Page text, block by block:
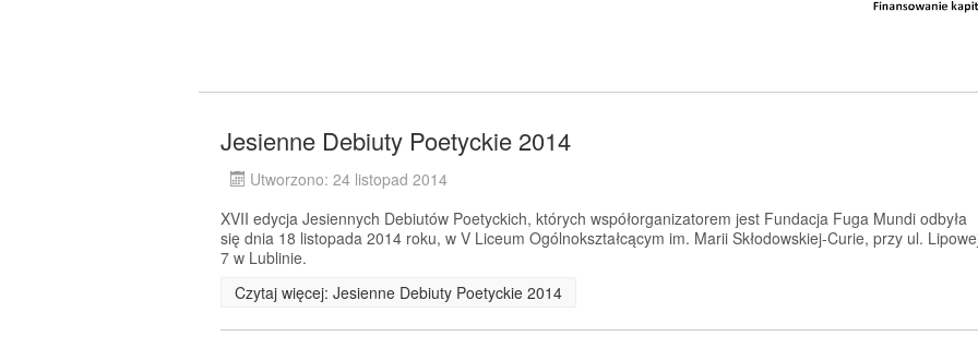
Jesienne Debiuty Poetyckie 2014
Utworzono: 24 listopad 2014
XVII edycja Jesiennych Debiutów Poetyckich, których współorganizatorem jest Fundacja Fuga Mundi odbyła
się dnia 18 listopada 2014 roku, w V Liceum Ogólnokształcącym im. Marii Skłodowskiej-Curie, przy ul.
7 w Lublinie.
Czytaj więcej: Jesienne Debiuty Poetyckie 2014